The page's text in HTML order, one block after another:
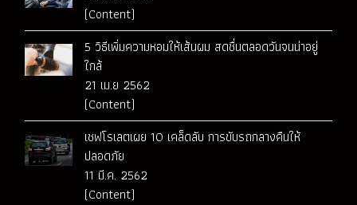
(Content)
5 วิธีเพิ่มความหอมให้เส้นผม สดชื่นตลอดวันจนน่าอยู่
ใกล้
21 เม.ย 2562
(Content)
เชฟโรเลตเผย 10 เคล็ดลับ การขับรถกลางคืนให้
ปลอดภัย
11 มี.ค. 2562
(Content)